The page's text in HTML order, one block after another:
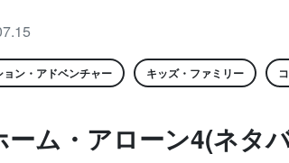
ョン・アドベンチャー キッズ・ファミリー
ーム・アローン4(ネタ